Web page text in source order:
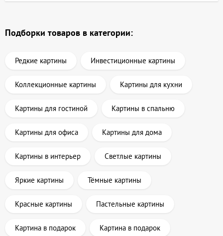
Подборки товаров в категории:
Редкие картины Инвестиционные картины
Коллекционные картины Картины для кухни
Картины для гостиной Картины в спальню
Картины для офиса Картины для дома
Картины в интерьер Светлые картины
Яркие картины Тёмные картины
Красные картины Пастельные картины
Картина в подарок Картина в подарок